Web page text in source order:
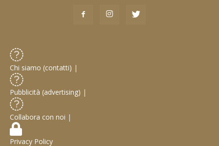
Chi siamo (contatti) |
Pubblicità (advertising) |
Collabora con noi |
Privacy Policy